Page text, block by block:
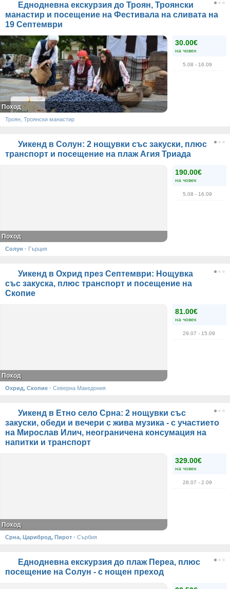
Еднодневна екскурзия до Троян, Троянски
манастир и посещение на Фестивала на сливата на
19 Септември
30.00€
на човек
5.08 - 16.09
Поход
Троян, Троянски манастир
Уикенд в Солун: 2 нощувки със закуски, плюс
транспорт и посещение на плаж Агия Триада
190.00€
на човек
5.08 - 16.09
Поход
Солун · Гърция
Уикенд в Охрид през Септември: Нощувка
със закуска, плюс транспорт и посещение на
Скопие
81.00€
на човек
29.07 - 15.09
Поход
Охрид, Скопие · Северна Македония
Уикенд в Етно село Срна: 2 нощувки със
закуски, обеди и вечери с жива музика - с участието
на Мирослав Илич, неограничена консумация на
напитки и транспорт
329.00€
на човек
28.07 - 2.09
Поход
Срна, Цариброд, Пирот · Сърбия
Еднодневна екскурзия до плаж Переа, плюс
посещение на Солун - с нощен преход